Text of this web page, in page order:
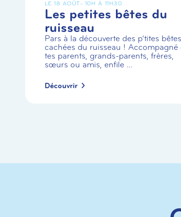
LE 18 AOÛT- 10H À 11H30
Les petites bêtes du
ruisseau
Pars à la découverte des p’tites bêtes
cachées du ruisseau ! Accompagné
tes parents, grands-parents, frères,
sœurs ou amis, enfile ...
Découvrir